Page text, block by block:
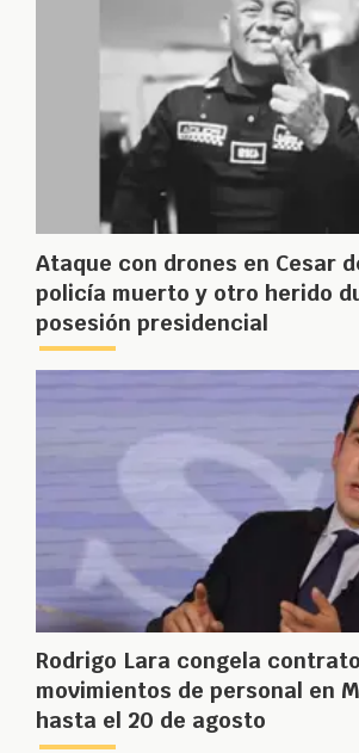
Ataque con drones en Cesar
policía muerto y otro herido
posesión presidencial
Rodrigo Lara congela
movimientos de personal en
hasta el 20 de agosto